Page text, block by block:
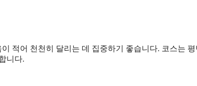
적어 천천히 달리는 데 집중하기 좋습니다. 코스는
니다.